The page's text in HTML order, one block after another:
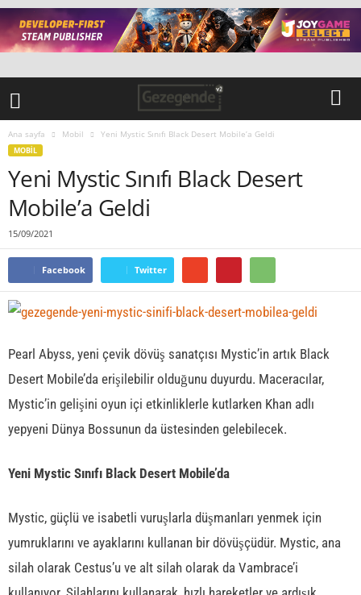
Ana sayfa Mobil Yeni Mystic Sınıfı Black Desert Mobile’a Geldi
MOBIL
Yeni Mystic Sınıfı Black Desert
Mobile’a Geldi
15/09/2021
Facebook Twitter
Pearl Abyss, yeni çevik dövüş sanatçısı Mystic’in artık Black
Desert Mobile’da erişilebilir olduğunu duyurdu. Maceracılar,
Mystic’in gelişini oyun içi etkinliklerle kutlarken Khan adlı
yepyeni Dünya Bossunun da üstesinden gelebilecek.
Yeni Mystic Sınıfı Black Desert Mobile’da
Mystic, güçlü ve isabetli vuruşlarla düşmanları yenmek için
yumruklarını ve ayaklarını kullanan bir dövüşçüdür. Mystic, ana
silah olarak Cestus’u ve alt silah olarak da Vambrace’i